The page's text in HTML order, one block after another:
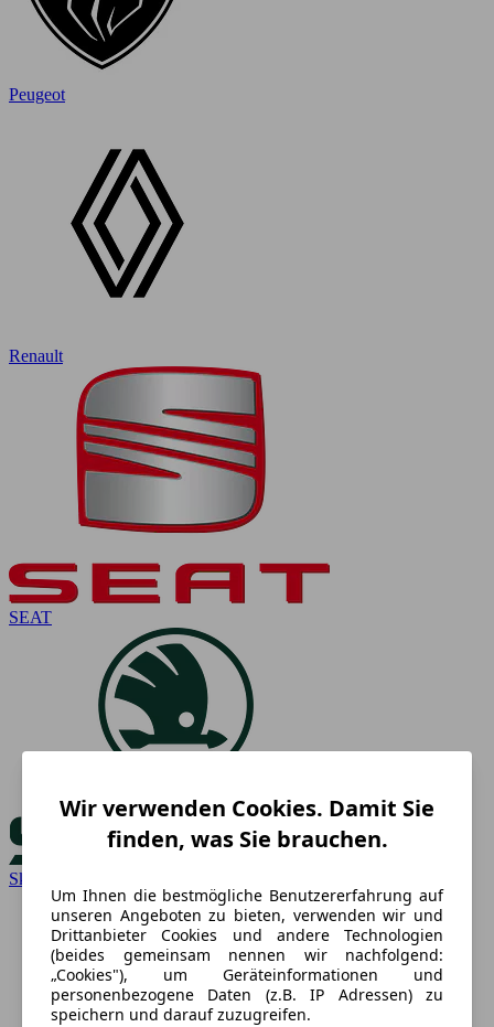
Peugeot
Renault
SEAT
Skoda
Wir verwenden Cookies. Damit Sie
finden, was Sie brauchen.
Um Ihnen die bestmögliche Benutzererfahrung auf
unseren Angeboten zu bieten, verwenden wir und
Drittanbieter Cookies und andere Technologien
(beides gemeinsam nennen wir nachfolgend:
„Cookies"), um Geräteinformationen und
personenbezogene Daten (z.B. IP Adressen) zu
speichern und darauf zuzugreifen.